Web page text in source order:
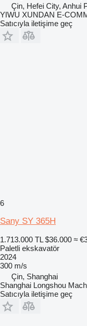
Çin, Hefei City, Anhui
YIWU XUNDAN E-
Satıcıyla iletişime geç
6
Sany SY 365H
1.713.000 TL $36.000 ≈
Paletli ekskavatör
2024
300 m/s
Çin, Shanghai
Shanghai Longshou
Satıcıyla iletişime geç